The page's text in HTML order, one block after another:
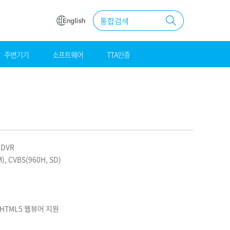
조달
주변기기 소프트웨어 TTA인증
통합검색
CVBS(960H, SD)
웹뷰어 지원